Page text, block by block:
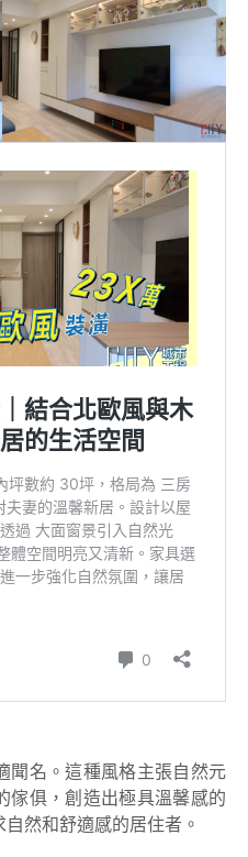
聞名。這種風格主張自然元
傢俱，創造出極具溫馨感的
然和舒適感的居住者。